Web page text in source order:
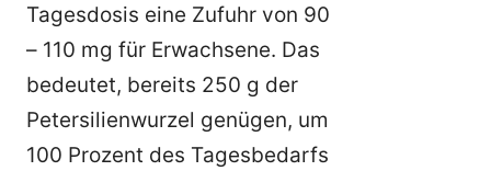
Tagesdosis eine Zufuhr von 90
– 110 mg für Erwachsene. Das
bedeutet, bereits 250 g der
Petersilienwurzel genügen, um
100 Prozent des Tagesbedarfs